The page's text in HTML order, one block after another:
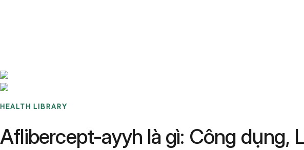
HEALTH LIBRARY
Aflibercept-ayyh là gì: Công dụng,